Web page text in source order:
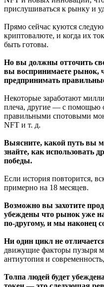
прислушиваться к рынку и
Прямо сейчас куются
криптовалюте, и когда их
быть готовы.
Но вы должны отточить
вы воспринимаете рынок,
предпринимать
Некоторые заработают
плеча, другие — с помощью
правильными спотовыми
NFT и т. д.
Выясните, какой путь вы
знайте, как использовать
победы.
Если история повторится,
примерно на 18 месяцев.
Возможно вы захотите
убеждены что рынок уже
по-другому, и мы наконец
Ни один цикл не
движущие факторы пузыря
антиутопия и
Толпа людей будет